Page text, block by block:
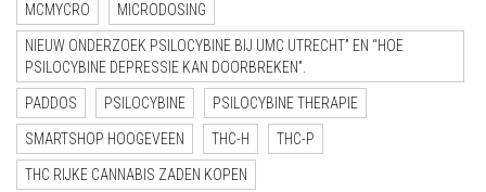
MCMYCRO MICRODOSING
NIEUW ONDERZOEK PSILOCYBINE BIJ UMC UTRECHT” EN “HOE
PSILOCYBINE DEPRESSIE KAN DOORBREKEN”.
PADDOS PSILOCYBINE PSILOCYBINE THERAPIE
SMARTSHOP HOOGEVEEN THC-H THC-P
THC RIJKE CANNABIS ZADEN KOPEN